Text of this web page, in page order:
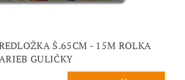
Š.65CM - 15M ROLKA
GULIČKY